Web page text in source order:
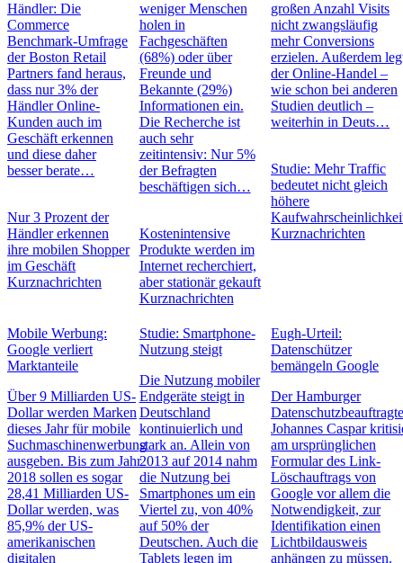
Händler: Die
Commerce
Benchmark-Umfrage
der Boston Retail
Partners fand heraus,
dass nur 3% der
Händler Online-
Kunden auch im
Geschäft erkennen
und diese daher
besser berate…
Nur 3 Prozent der
Händler erkennen
ihre mobilen Shopper
im Geschäft
Kurznachrichten
weniger Menschen
holen in
Fachgeschäften
(68%) oder über
Freunde und
Bekannte (29%)
Informationen ein.
Die Recherche ist
auch sehr
zeitintensiv: Nur 5%
der Befragten
beschäftigen sich…
Kostenintensive
Produkte werden im
Internet recherchiert,
aber stationär gekauft
Kurznachrichten
großen Anzahl Visits
nicht zwangsläufig
mehr Conversions
erzielen. Außerdem
der Online-Handel –
wie schon bei anderen
Studien deutlich –
weiterhin in Deuts…
Studie: Mehr Traffic
bedeutet nicht gleich
höhere
Kurznachrichten
Mobile Werbung:
Google verliert
Marktanteile
Über 9 Milliarden US-
Dollar werden Marken
dieses Jahr für mobile
Suchmaschinenwerbung
ausgeben. Bis zum Jahr
2018 sollen es sogar
28,41 Milliarden US-
Dollar werden, was
85,9% der US-
amerikanischen
digitalen
Studie: Smartphone-
Nutzung steigt
Die Nutzung mobiler
Endgeräte steigt in
Deutschland
kontinuierlich und
stark an. Allein von
2013 auf 2014 nahm
die Nutzung bei
Smartphones um ein
Viertel zu, von 40%
auf 50% der
Deutschen. Auch die
Tablets legen im
Eugh-Urteil:
Datenschützer
bemängeln Google
Der Hamburger
Johannes Caspar
am ursprünglichen
Formular des Link-
Löschauftrags von
Google vor allem die
Notwendigkeit, zur
Identifikation einen
Lichtbildausweis
anhängen zu müssen.